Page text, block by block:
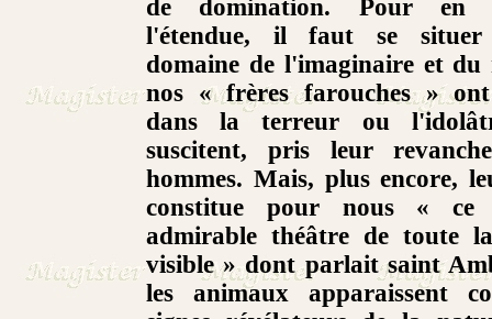
de domination. Pour en
l'étendue, il faut se
domaine de l'imaginaire et du
nos « frères farouches »
dans la terreur ou
suscitent, pris leur
hommes. Mais, plus encore,
constitue pour nous « ce
admirable théâtre de toute
visible » dont parlait saint
les animaux apparaissent